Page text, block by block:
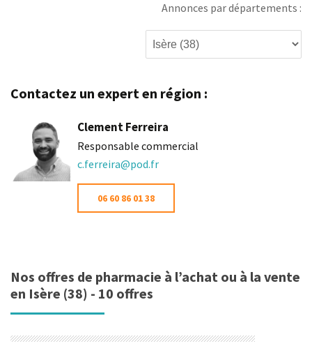
Annonces par départements :
Contactez un expert en région :
Clement Ferreira
Responsable commercial
c.ferreira@pod.fr
06 60 86 01 38
Nos offres de pharmacie à l’achat ou à la vente
en Isère (38) - 10 offres